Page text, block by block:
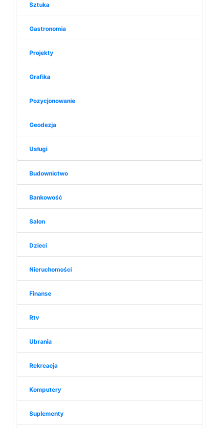
Sztuka
Gastronomia
Projekty
Grafika
Pozycjonowanie
Geodezja
Usługi
Budownictwo
Bankowość
Salon
Dzieci
Nieruchomości
Finanse
Rtv
Ubrania
Rekreacja
Komputery
Suplementy